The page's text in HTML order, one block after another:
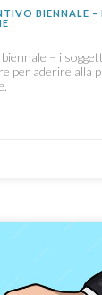
BIENNALE –
– i
per aderire alla